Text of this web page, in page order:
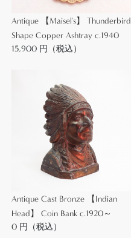
Antique 【Maisel's】 Thunderbird
Shape Copper Ashtray c.1940
15,900 円（税込）
Antique Cast Bronze 【Indian
Head】 Coin Bank c.1920～
0 円（税込）